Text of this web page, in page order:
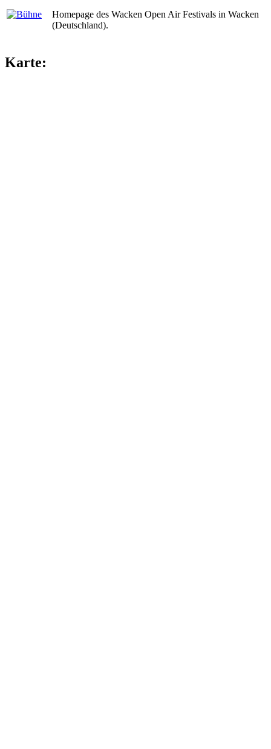
Homepage des Wacken Open Air Festivals in Wacken
(Deutschland).
Karte: